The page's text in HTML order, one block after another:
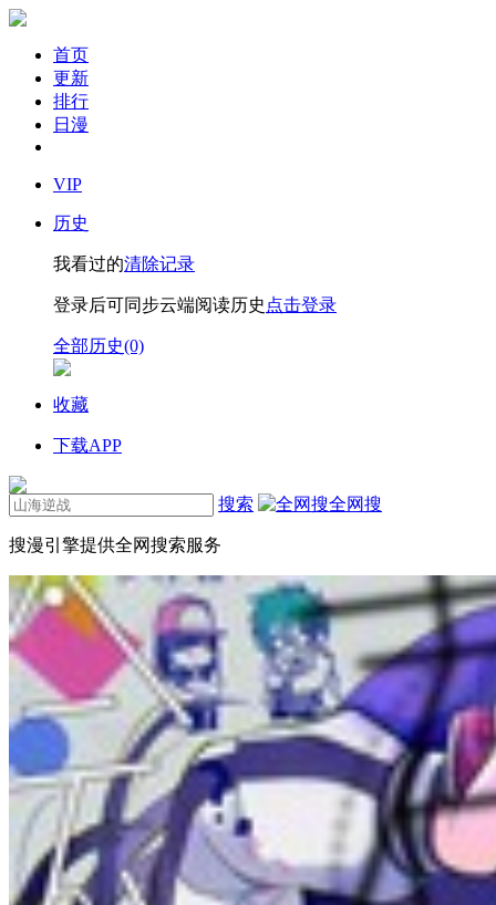
首页
更新
排行
日漫
VIP
历史
我看过的清除记录
登录后可同步云端阅读历史 点击登录
全部历史(0)
收藏
下载APP
搜索 全网搜
搜漫引擎提供全网搜索服务